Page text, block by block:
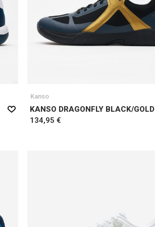
Kanso
KANSO DRAGONFLY BLACK/GOLD
134,95 €